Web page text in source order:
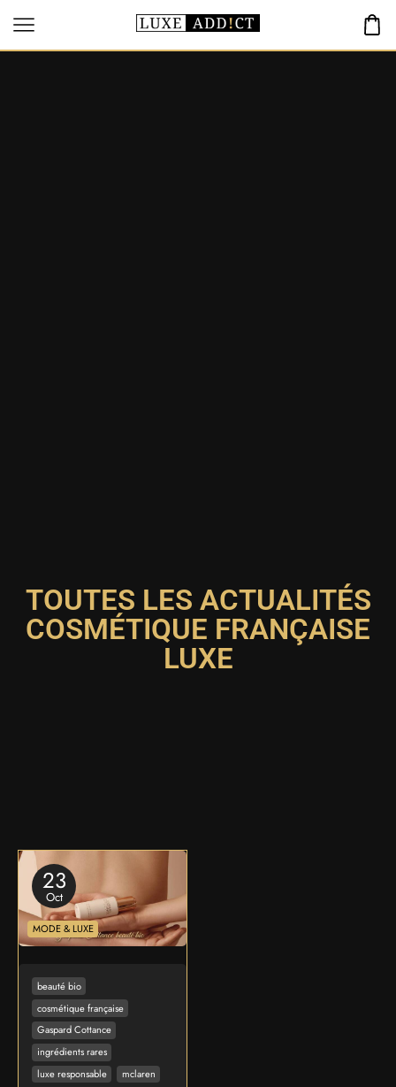
TOUTES LES ACTUALITÉS
COSMÉTIQUE FRANÇAISE
LUXE
23
Oct
MODE & LUXE
beauté bio
cosmétique française
Gaspard Cottance
ingrédients rares
luxe responsable
mclaren